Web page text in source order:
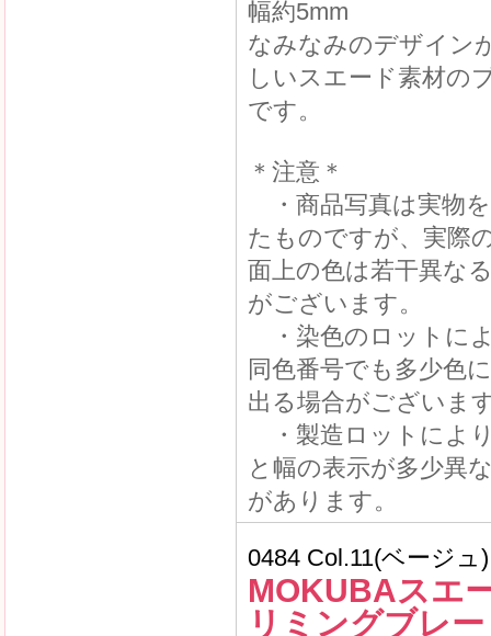
幅約5mm
なみなみのデザイン
しいスエード素材の
です。
＊注意＊
・商品写真は実物
たものですが、実際
面上の色は若干異な
がございます。
・染色のロットに
同色番号でも多少色
出る場合がございま
・製造ロットによ
と幅の表示が多少異
があります。
0484 Col.11(ベージュ)
MOKUBAスエ
リミングブレ